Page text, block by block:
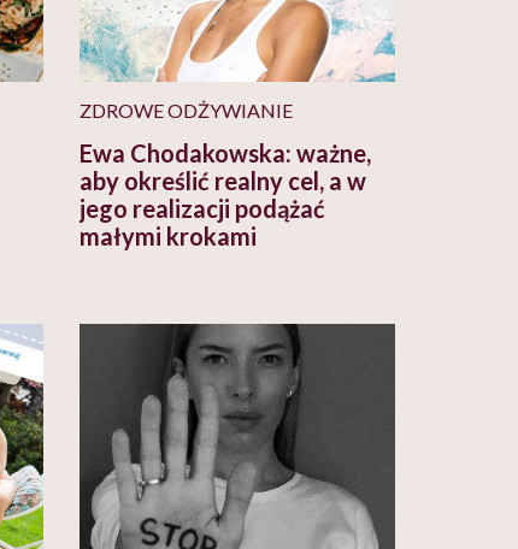
ZDROWE ODŻYWIANIE
Ewa Chodakowska: ważne,
aby określić realny cel, a w
jego realizacji podążać
małymi krokami